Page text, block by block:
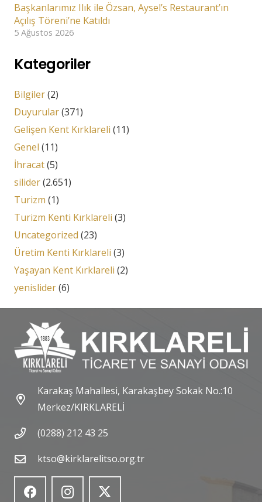
Başkanlarımız Ilık ile Özsan, Aysel’s Restaurant’ın
Açılış Töreni’ne Katıldı
5 Ağustos 2026
Kategoriler
Bilgiler(2)
Duyurular(371)
Gelişen Kent Kırklareli (11)
Genel (11)
İhracat(5)
silider(2.651)
Turizm (1)
Turizm Kenti Kırklareli (3)
Uncategorized (23)
Üretim Kenti Kırklareli (3)
Yaşayan Kent Kırklareli (2)
yenislider(6)
Karakaş Mahallesi, Karakaşbey Sokak No.:10
Merkez/KIRKLARELİ
(0288) 212 43 25
ktso@kirklarelitso.org.tr